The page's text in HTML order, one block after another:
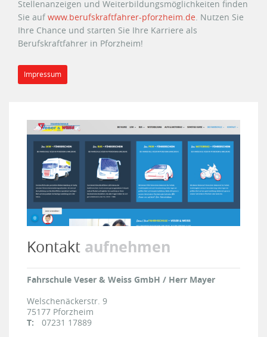
Stellenanzeigen und Weiterbildungsmöglichkeiten finden
Sie auf www.berufskraftfahrer-pforzheim.de. Nutzen Sie
Ihre Chance und starten Sie Ihre Karriere als
Berufskraftfahrer in Pforzheim!
Impressum
Kontakt aufnehmen
Fahrschule Veser & Weiss GmbH / Herr Mayer
Welschenäckerstr. 9
75177 Pforzheim
T:
07231 17889